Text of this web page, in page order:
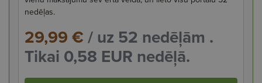
nedēļas.
29,99 €/ uz 52 nedēļām .
Tikai 0,58 EUR nedēļā.